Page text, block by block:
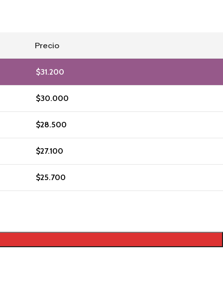
Precio
$31.200
$30.000
$28.500
$27.100
$25.700